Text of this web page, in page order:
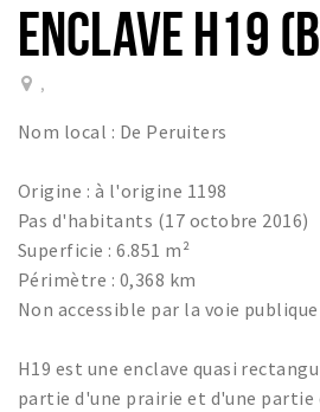
Achats
Parking
Enclaves
Musée et théâtre
Activité
Piste cyclable
Nature
ENCLAVE H19
,
Nom local : De Peruiters
Origine : à l'origine 1198
Pas d'habitants (17 octobre 2016)
Superficie : 6.851 m²
Périmètre : 0,368 km
Non accessible par la voie publique
H19 est une enclave quasi
partie d'une prairie et d'une